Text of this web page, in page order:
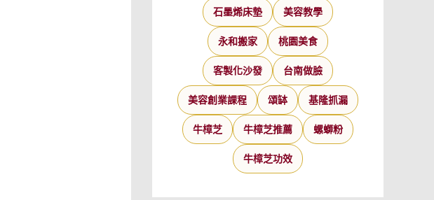
石墨烯床墊 美容教學
永和搬家 桃園美食
客製化沙發 台南做臉
美容創業課程 頌缽 基隆抓漏
牛樟芝 牛樟芝推薦 螺螄粉
牛樟芝功效